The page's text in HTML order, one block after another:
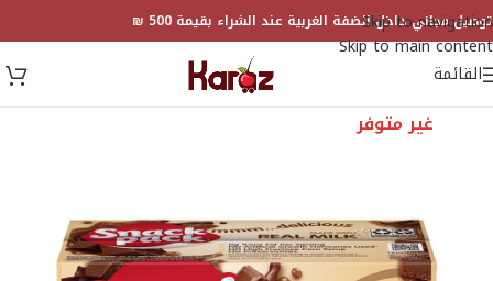
Skip to navigation
Skip to main content
توصيل مجاني داخل الضفة الغربية عند الشراء بقيمة 500 ₪
القائمة
غير متوفر